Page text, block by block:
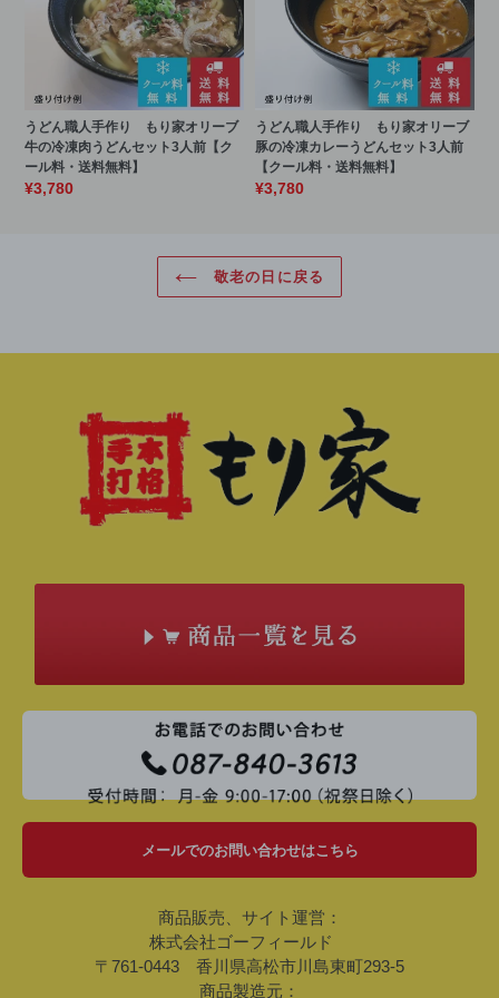
うどん職人手作り もり家オリーブ
牛の冷凍肉うどんセット3人前【ク
ール料・送料無料】
¥3,780
うどん職人手作り もり家オリーブ
豚の冷凍カレーうどんセット3人前
【クール料・送料無料】
¥3,780
敬老の日に戻る
メールでのお問い合わせはこちら
商品販売、サイト運営：
株式会社ゴーフィールド
〒761-0443 香川県高松市川島東町293-5
商品製造元：